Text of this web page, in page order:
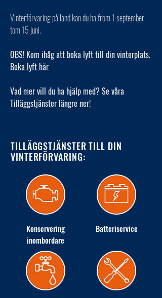
Vinterförvaring på land kan du ha from 1 september
tom 15 juni.
OBS! Kom ihåg att boka lyft till din vinterplats.
Boka lyft här
Vad mer vill du ha hjälp med? Se våra
Tilläggstjänster längre ner!
TILLÄGGSTJÄNSTER TILL DIN
VINTERFÖRVARING:
Konservering
inombordare
Batteriservice